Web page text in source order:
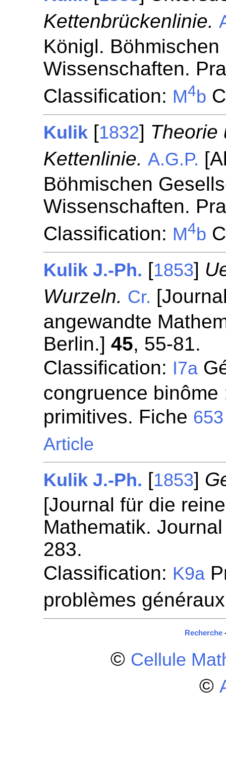
Kettenbrückenlinie.
Königl.
Wissenschaften.
Classification: M4b
Kulik [1832] Theorie
Kettenlinie. A.G.P.
Böhmischen
Wissenschaften.
Classification: M4b
Kulik J.-Ph. [1853]
Wurzeln. Cr.
angewandte
Berlin.]45, 55-81.
Classification: I7a
congruence
primitives. Fiche 653
Article
Kulik J.-Ph. [1853]
[Journal für die
Mathematik.
283.
Classification: K9a
problèmes
Recherche
© Cellule
©